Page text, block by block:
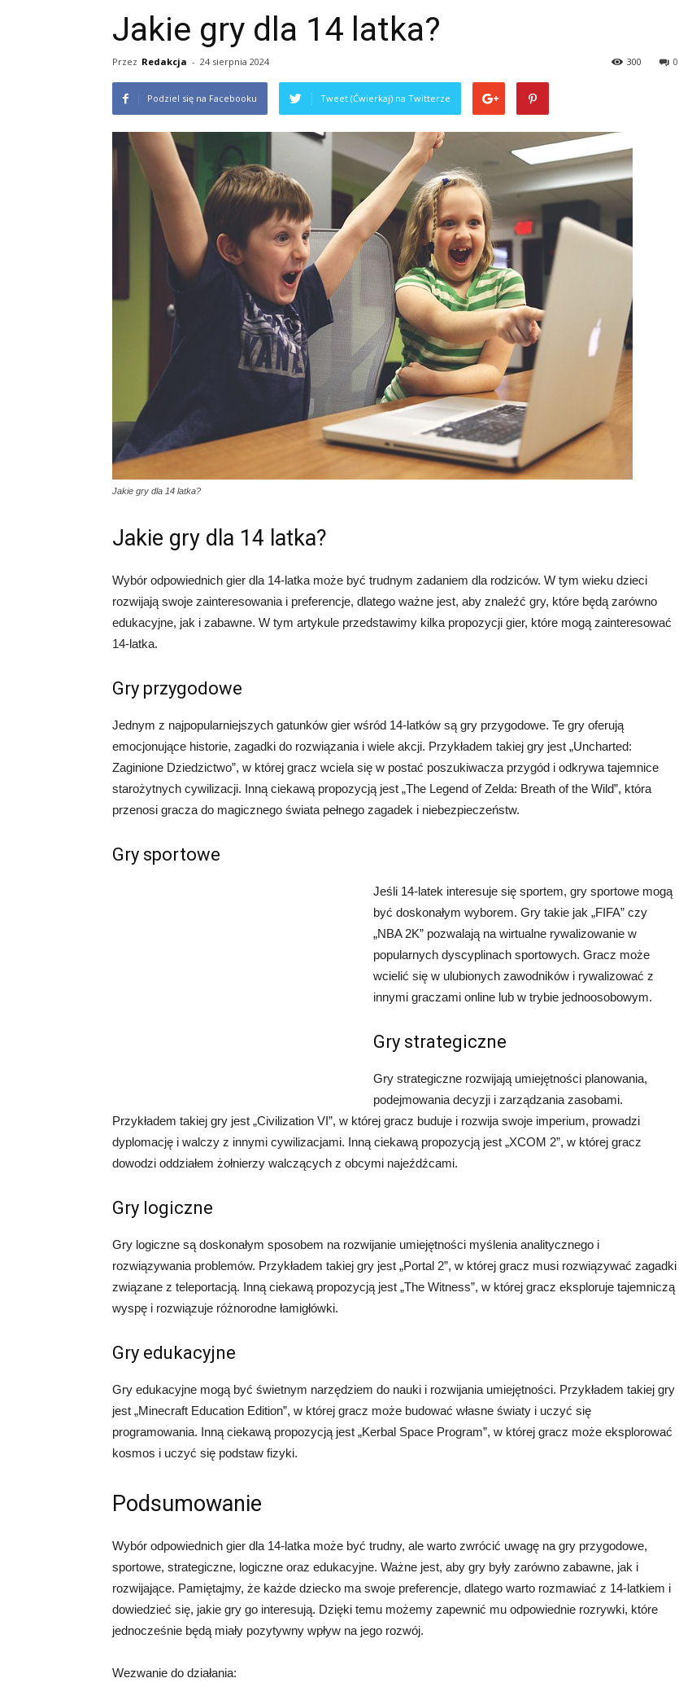
Jakie gry dla 14 latka?
Przez Redakcja - 24 sierpnia 2024 0
300
Podziel się na Facebooku Tweet (Ćwierkaj) na Twitterze
Jakie gry dla 14 latka?
Jakie gry dla 14 latka?
Wybór odpowiednich gier dla 14-latka może być trudnym zadaniem dla rodziców. W tym wieku dzieci
rozwijają swoje zainteresowania i preferencje, dlatego ważne jest, aby znaleźć gry, które będą zarówno
edukacyjne, jak i zabawne. W tym artykule przedstawimy kilka propozycji gier, które mogą zainteresować
14-latka.
Gry przygodowe
Jednym z najpopularniejszych gatunków gier wśród 14-latków są gry przygodowe. Te gry oferują
emocjonujące historie, zagadki do rozwiązania i wiele akcji. Przykładem takiej gry jest „Uncharted:
Zaginione Dziedzictwo”, w której gracz wciela się w postać poszukiwacza przygód i odkrywa tajemnice
starożytnych cywilizacji. Inną ciekawą propozycją jest „The Legend of Zelda: Breath of the Wild”, która
przenosi gracza do magicznego świata pełnego zagadek i niebezpieczeństw.
Gry sportowe
Jeśli 14-latek interesuje się sportem, gry sportowe mogą
być doskonałym wyborem. Gry takie jak „FIFA” czy
„NBA 2K” pozwalają na wirtualne rywalizowanie w
popularnych dyscyplinach sportowych. Gracz może
wcielić się w ulubionych zawodników i rywalizować z
innymi graczami online lub w trybie jednoosobowym.
Gry strategiczne
Gry strategiczne rozwijają umiejętności planowania,
podejmowania decyzji i zarządzania zasobami.
Przykładem takiej gry jest „Civilization VI”, w której gracz buduje i rozwija swoje imperium, prowadzi
dyplomację i walczy z innymi cywilizacjami. Inną ciekawą propozycją jest „XCOM 2”, w której gracz
dowodzi oddziałem żołnierzy walczących z obcymi najeźdźcami.
Gry logiczne
Gry logiczne są doskonałym sposobem na rozwijanie umiejętności myślenia analitycznego i
rozwiązywania problemów. Przykładem takiej gry jest „Portal 2”, w której gracz musi rozwiązywać zagadki
związane z teleportacją. Inną ciekawą propozycją jest „The Witness”, w której gracz eksploruje tajemniczą
wyspę i rozwiązuje różnorodne łamigłówki.
Gry edukacyjne
Gry edukacyjne mogą być świetnym narzędziem do nauki i rozwijania umiejętności. Przykładem takiej gry
jest „Minecraft Education Edition”, w której gracz może budować własne światy i uczyć się
programowania. Inną ciekawą propozycją jest „Kerbal Space Program”, w której gracz może eksplorować
kosmos i uczyć się podstaw fizyki.
Podsumowanie
Wybór odpowiednich gier dla 14-latka może być trudny, ale warto zwrócić uwagę na gry przygodowe,
sportowe, strategiczne, logiczne oraz edukacyjne. Ważne jest, aby gry były zarówno zabawne, jak i
rozwijające. Pamiętajmy, że każde dziecko ma swoje preferencje, dlatego warto rozmawiać z 14-latkiem i
dowiedzieć się, jakie gry go interesują. Dzięki temu możemy zapewnić mu odpowiednie rozrywki, które
jednocześnie będą miały pozytywny wpływ na jego rozwój.
Wezwanie do działania: